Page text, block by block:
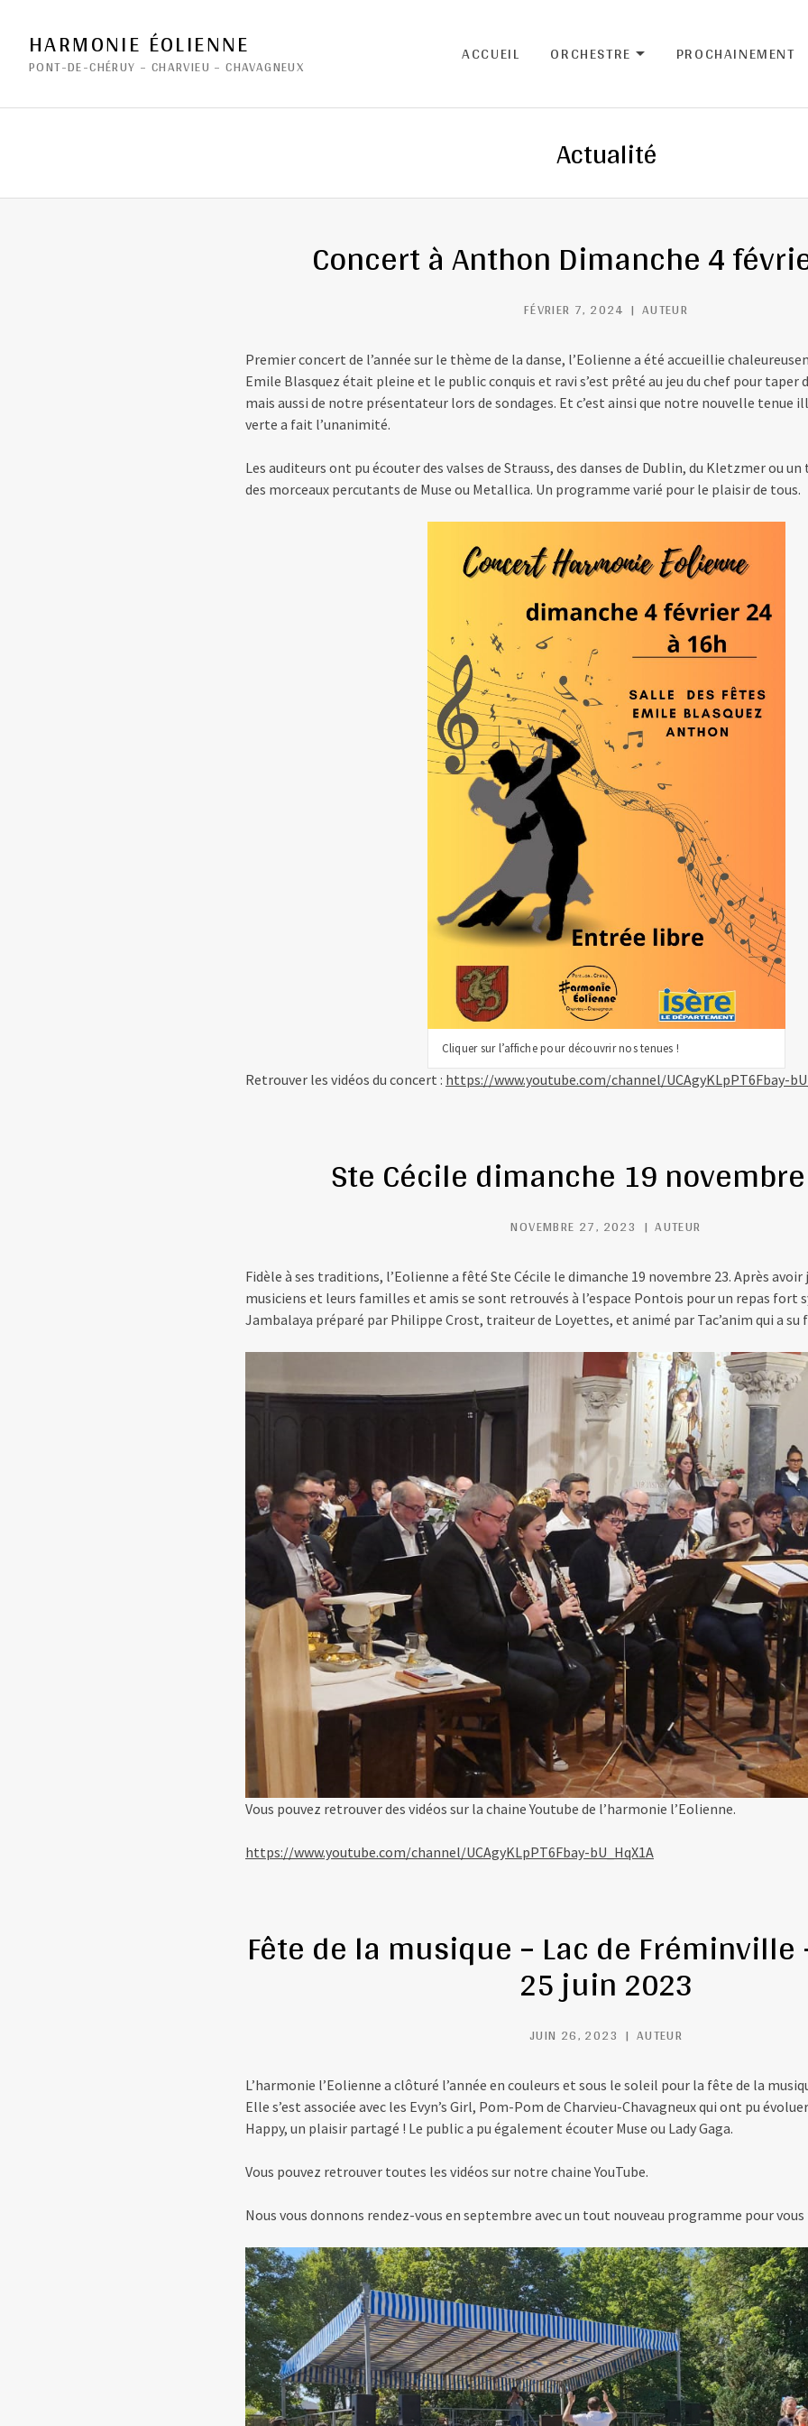
HARMONIE ÉOLIENNE
PONT-DE-CHÉRUY – CHARVIEU – CHAVAGNEUX ACCUEIL ORCHESTRE PROCHAINEMENT
Actualité
Concert à Anthon Dimanche 4
FÉVRIER 7, 2024 AUTEUR
Premier concert de l’année sur le thème de la danse, l’Eolienne a été accueillie
Emile Blasquez était pleine et le public conquis et ravi s’est prêté au jeu du chef pour taper
mais aussi de notre présentateur lors de sondages. Et c’est ainsi que notre nouvelle tenue
verte a fait l’unanimité.
Les auditeurs ont pu écouter des valses de Strauss, des danses de Dublin, du Kletzmer ou
des morceaux percutants de Muse ou Metallica. Un programme varié pour le plaisir de tous.
Cliquer sur l’affiche pour découvrir nos tenues !
Retrouver les vidéos du concert : https://www.youtube.com/channel/UCAgyKLpPT6Fbay-
Ste Cécile dimanche 19
NOVEMBRE 27, 2023 AUTEUR
Fidèle à ses traditions, l’Eolienne a fêté Ste Cécile le dimanche 19 novembre 23. Après avoir
musiciens et leurs familles et amis se sont retrouvés à l’espace Pontois pour un repas fort
Jambalaya préparé par Philippe Crost, traiteur de Loyettes, et animé par Tac’anim qui a su
Vous pouvez retrouver des vidéos sur la chaine Youtube de l’harmonie l’Eolienne.
https://www.youtube.com/channel/UCAgyKLpPT6Fbay-bU_HqX1A
Fête de la musique – Lac de
25 juin 2023
JUIN 26, 2023 AUTEUR
L’harmonie l’Eolienne a clôturé l’année en couleurs et sous le soleil pour la fête de la
Elle s’est associée avec les Evyn’s Girl, Pom-Pom de Charvieu-Chavagneux qui ont pu
Happy, un plaisir partagé ! Le public a pu également écouter Muse ou Lady Gaga.
Vous pouvez retrouver toutes les vidéos sur notre chaine YouTube.
Nous vous donnons rendez-vous en septembre avec un tout nouveau programme pour vous